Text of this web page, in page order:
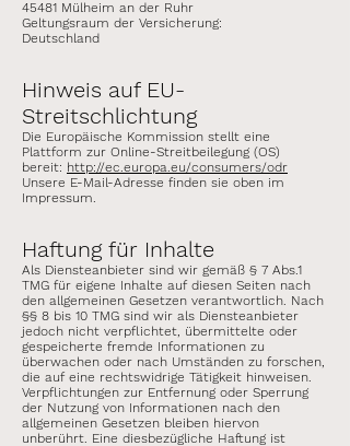
45481 Mülheim an der Ruhr
Geltungsraum der Versicherung:
Deutschland
Hinweis auf EU-
Streitschlichtung
Die Europäische Kommission stellt eine
Plattform zur Online-Streitbeilegung (OS)
bereit: http://ec.europa.eu/consumers/odr
Unsere E-Mail-Adresse finden sie oben im
Impressum.
Haftung für Inhalte
Als Diensteanbieter sind wir gemäß § 7 Abs.1
TMG für eigene Inhalte auf diesen Seiten nach
den allgemeinen Gesetzen verantwortlich. Nach
§§ 8 bis 10 TMG sind wir als Diensteanbieter
jedoch nicht verpflichtet, übermittelte oder
gespeicherte fremde Informationen zu
überwachen oder nach Umständen zu forschen,
die auf eine rechtswidrige Tätigkeit hinweisen.
Verpflichtungen zur Entfernung oder Sperrung
der Nutzung von Informationen nach den
allgemeinen Gesetzen bleiben hiervon
unberührt. Eine diesbezügliche Haftung ist